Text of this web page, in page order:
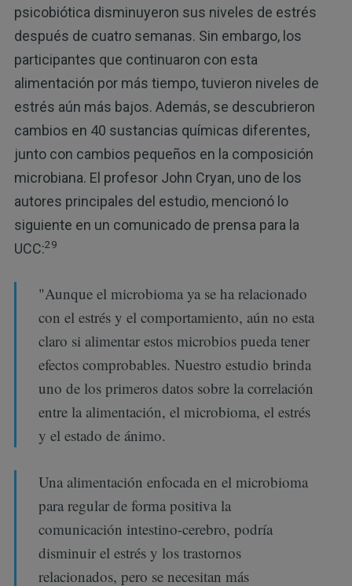
psicobiótica disminuyeron sus niveles de estrés
después de cuatro semanas. Sin embargo, los
participantes que continuaron con esta
alimentación por más tiempo, tuvieron niveles de
estrés aún más bajos. Además, se descubrieron
cambios en 40 sustancias químicas diferentes,
junto con cambios pequeños en la composición
microbiana. El profesor John Cryan, uno de los
autores principales del estudio, mencionó lo
siguiente en un comunicado de prensa para la
UCC:29
"Aunque el microbioma ya se ha relacionado
con el estrés y el comportamiento, aún no esta
claro si alimentar estos microbios pueda tener
efectos comprobables. Nuestro estudio brinda
uno de los primeros datos sobre la correlación
entre la alimentación, el microbioma, el estrés
y el estado de ánimo.
Una alimentación enfocada en el microbioma
para regular de forma positiva la
comunicación intestino-cerebro, podría
disminuir el estrés y los trastornos
relacionados, pero se necesitan más